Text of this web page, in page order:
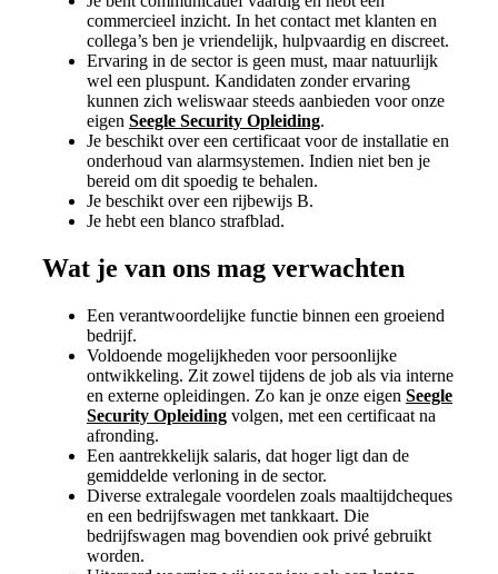
commercieel inzicht. In het contact met klanten en
collega’s ben je vriendelijk, hulpvaardig en discreet.
Ervaring in de sector is geen must, maar natuurlijk
wel een pluspunt. Kandidaten zonder ervaring
kunnen zich weliswaar steeds aanbieden voor onze
eigen Seegle Security Opleiding.
Je beschikt over een certificaat voor de installatie en
onderhoud van alarmsystemen. Indien niet ben je
bereid om dit spoedig te behalen.
Je beschikt over een rijbewijs B.
Je hebt een blanco strafblad.
Wat je van ons mag verwachten
Een verantwoordelijke functie binnen een groeiend
bedrijf.
Voldoende mogelijkheden voor persoonlijke
ontwikkeling. Zit zowel tijdens de job als via interne
en externe opleidingen. Zo kan je onze eigen Seegle
Security Opleiding volgen, met een certificaat na
afronding.
Een aantrekkelijk salaris, dat hoger ligt dan de
gemiddelde verloning in de sector.
Diverse extralegale voordelen zoals maaltijdcheques
en een bedrijfswagen met tankkaart. Die
bedrijfswagen mag bovendien ook privé gebruikt
worden.